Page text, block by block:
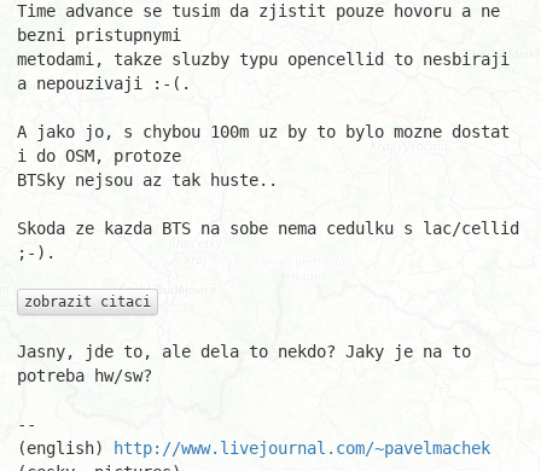
Time advance se tusim da zjistit pouze hovoru a ne
bezni pristupnymi
metodami, takze sluzby typu opencellid to nesbiraji
a nepouzivaji :-(.
A jako jo, s chybou 100m uz by to bylo mozne dostat
i do OSM, protoze
BTSky nejsou az tak huste..
Skoda ze kazda BTS na sobe nema cedulku s lac/cellid
;-).
zobrazit citaci
Jasny, jde to, ale dela to nekdo? Jaky je na to
potreba hw/sw?
--
(english)
http://www.livejournal.com/~pavelmachek